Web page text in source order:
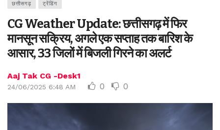
छत्तीसगढ़ ट्रेंडिंग
CG Weather Update: छत्तीसगढ़ में फिर
मानसून सक्रिय, अगले एक सप्ताह तक बारिश के
आसार, 33 जिलों में बिजली गिरने का अलर्ट
Aaj Tak CG -Desk1
24/06/2025 6:48 AM 0 0